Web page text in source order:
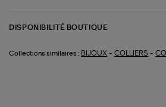
DISPONIBILITÉ BOUTIQUE
Collections similaires : BIJOUX -COLLIERS -